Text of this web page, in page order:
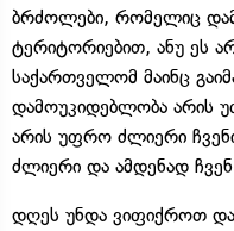
ბრძოლები, რომელიც
ტერიტორიებით, ანუ ეს
საქართველომ მაინც
დამოუკიდებლობა არის
არის უფრო ძლიერი
ძლიერი და ამდენად ჩვენ
დღეს უნდა ვიფიქროთ და